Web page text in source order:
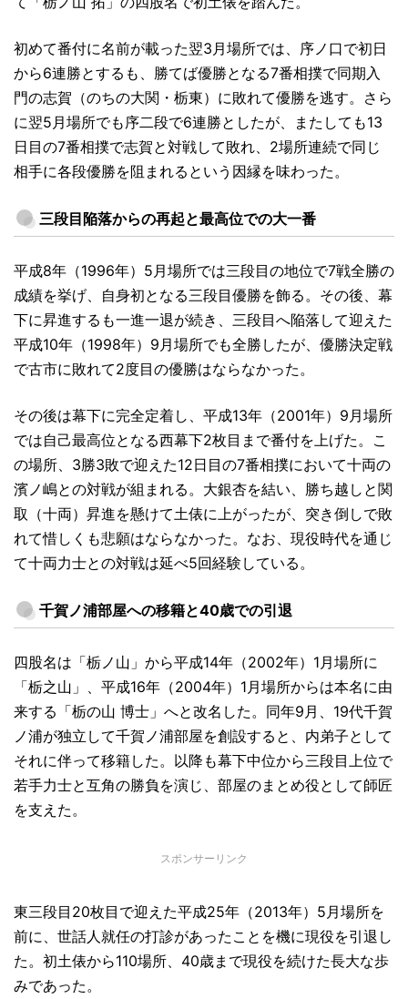
初めて番付に名前が載った翌3月場所では、序ノ口で初日
から6連勝とするも、勝てば優勝となる7番相撲で同期入
門の志賀（のちの大関・栃東）に敗れて優勝を逃す。さら
に翌5月場所でも序二段で6連勝としたが、またしても13
日目の7番相撲で志賀と対戦して敗れ、2場所連続で同じ
相手に各段優勝を阻まれるという因縁を味わった。
三段目陥落からの再起と最高位での大一番
平成8年（1996年）5月場所では三段目の地位で7戦全勝の
成績を挙げ、自身初となる三段目優勝を飾る。その後、幕
下に昇進するも一進一退が続き、三段目へ陥落して迎えた
平成10年（1998年）9月場所でも全勝したが、優勝決定戦
で古市に敗れて2度目の優勝はならなかった。
その後は幕下に完全定着し、平成13年（2001年）9月場所
では自己最高位となる西幕下2枚目まで番付を上げた。こ
の場所、3勝3敗で迎えた12日目の7番相撲において十両の
濱ノ嶋との対戦が組まれる。大銀杏を結い、勝ち越しと関
取（十両）昇進を懸けて土俵に上がったが、突き倒しで敗
れて惜しくも悲願はならなかった。なお、現役時代を通じ
て十両力士との対戦は延べ5回経験している。
千賀ノ浦部屋への移籍と40歳での引退
四股名は「栃ノ山」から平成14年（2002年）1月場所に
「栃之山」、平成16年（2004年）1月場所からは本名に由
来する「栃の山 博士」へと改名した。同年9月、19代千賀
ノ浦が独立して千賀ノ浦部屋を創設すると、内弟子として
それに伴って移籍した。以降も幕下中位から三段目上位で
若手力士と互角の勝負を演じ、部屋のまとめ役として師匠
を支えた。
スポンサーリンク
東三段目20枚目で迎えた平成25年（2013年）5月場所を
前に、世話人就任の打診があったことを機に現役を引退し
た。初土俵から110場所、40歳まで現役を続けた長大な歩
みであった。